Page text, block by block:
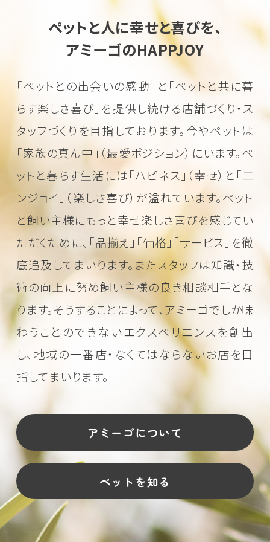
ペットと人に幸せと喜びを、
アミーゴのHAPPJOY
「ペットとの出会いの感動」と「ペットと共に暮
らす楽しさ喜び」を提供し続ける店舗づくり・ス
タッフづくりを目指しております。 今やペットは
「家族の真ん中」（最愛ポジション）にいます。ペ
ットと暮らす生活には「ハピネス」（幸せ）と「エ
ンジョイ」（楽しさ喜び）が溢れています。ペット
と飼い主様にもっと幸せ楽しさ喜びを感じてい
ただくために、 「品揃え」「価格」「サービス」を徹
底追及してまいります。またスタッフは知識・技
術の向上に努め飼い主様の良き相談相手とな
ります。そうすることによって、アミーゴでしか味
わうことのできないエクスペリエンスを創出
し、地域の一番店・なくてはならないお店を目
指してまいります。
アミーゴについて
ペットを知る